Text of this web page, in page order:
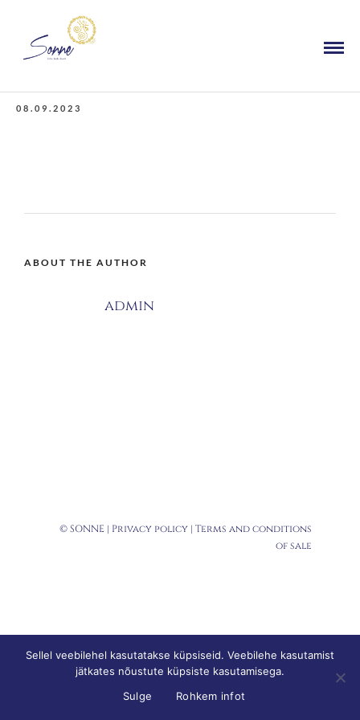
08.09.2023
ABOUT THE AUTHOR
admin
© SONNE | Privacy policy | Terms and conditions
of sale
Sellel veebilehel kasutatakse küpsiseid. Veebilehe kasutamist
jätkates nõustute küpsiste kasutamisega.
Sulge
Rohkem infot